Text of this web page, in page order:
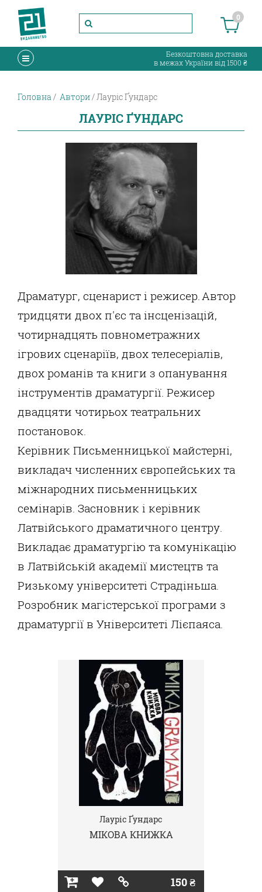
0
Безкоштовна доставка
в межах України від 1500 ₴
Головна Автори Лауріс Ґундарс
ЛАУРІС ҐУНДАРС
Драматург, сценарист і режисер.Автор
тридцяти двох п'єс та інсценізацій,
чотирнадцять повнометражних
ігрових сценаріїв, двох телесеріалів,
двох романів та книги з опанування
інструментів драматургії. Режисер
двадцяти чотирьох театральних
постановок.
Керівник Письменницької майстерні,
викладач численних європейських та
міжнародних письменницьких
семінарів. Засновник і керівник
Латвійського драматичного центру.
Викладає драматургію та комунікацію
в Латвійській академії мистецтв та
Ризькому університеті Страдіньша.
Розробник магістерської програми з
драматургії в Університеті Лієпаяса.
Лауріс Ґундарс
МІКОВА КНИЖКА
150 ₴